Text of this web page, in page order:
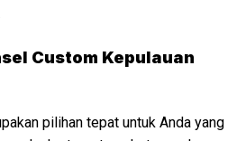
Custom Kepulauan
pilihan tepat untuk Anda yang